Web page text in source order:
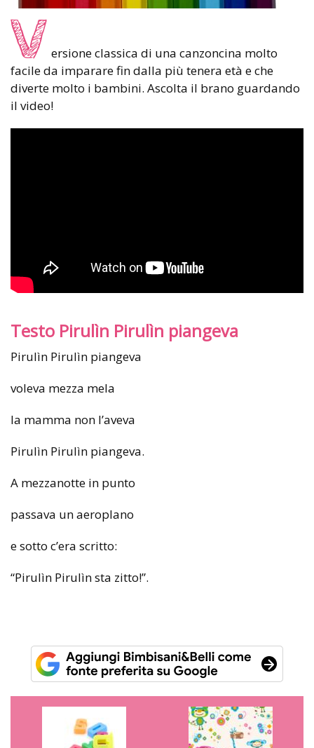
V ersione classica di una canzoncina molto
facile da imparare fin dalla più tenera età e che
diverte molto i bambini. Ascolta il brano guardando
il video!
Testo Pirulìn Pirulìn piangeva
Pirulìn Pirulìn piangeva
voleva mezza mela
la mamma non l’aveva
Pirulìn Pirulìn piangeva.
A mezzanotte in punto
passava un aeroplano
e sotto c’era scritto:
“Pirulìn Pirulìn sta zitto!”.